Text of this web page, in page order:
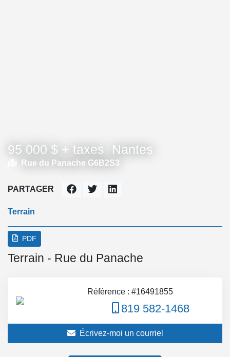
95 000 $ + taxes Nantes
Rue du Panache G6B2S3
Terrain
PARTAGER
PDF
Terrain - Rue du Panache
Référence : #16491855
819 582-1468
Écrivez-moi un courriel